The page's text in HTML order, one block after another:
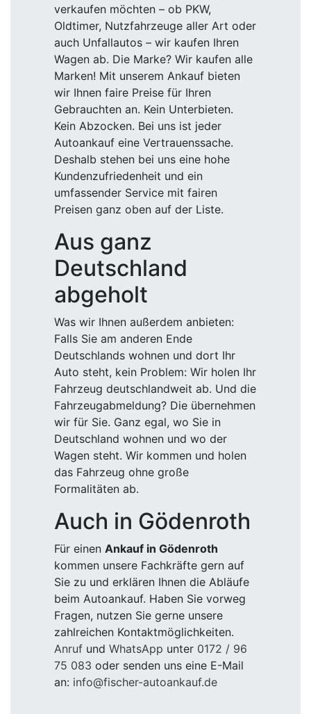
verkaufen möchten – ob PKW,
Oldtimer, Nutzfahrzeuge aller Art oder
auch Unfallautos – wir kaufen Ihren
Wagen ab. Die Marke? Wir kaufen alle
Marken! Mit unserem Ankauf bieten
wir Ihnen faire Preise für Ihren
Gebrauchten an. Kein Unterbieten.
Kein Abzocken. Bei uns ist jeder
Autoankauf eine Vertrauenssache.
Deshalb stehen bei uns eine hohe
Kundenzufriedenheit und ein
umfassender Service mit fairen
Preisen ganz oben auf der Liste.
Aus ganz
Deutschland
abgeholt
Was wir Ihnen außerdem anbieten:
Falls Sie am anderen Ende
Deutschlands wohnen und dort Ihr
Auto steht, kein Problem: Wir holen Ihr
Fahrzeug deutschlandweit ab. Und die
Fahrzeugabmeldung? Die übernehmen
wir für Sie. Ganz egal, wo Sie in
Deutschland wohnen und wo der
Wagen steht. Wir kommen und holen
das Fahrzeug ohne große
Formalitäten ab.
Auch in Gödenroth
Für einen Ankauf in Gödenroth
kommen unsere Fachkräfte gern auf
Sie zu und erklären Ihnen die Abläufe
beim Autoankauf. Haben Sie vorweg
Fragen, nutzen Sie gerne unsere
zahlreichen Kontaktmöglichkeiten.
Anruf und WhatsApp unter 0172 / 96
75 083 oder senden uns eine E-Mail
an: info@fischer-autoankauf.de